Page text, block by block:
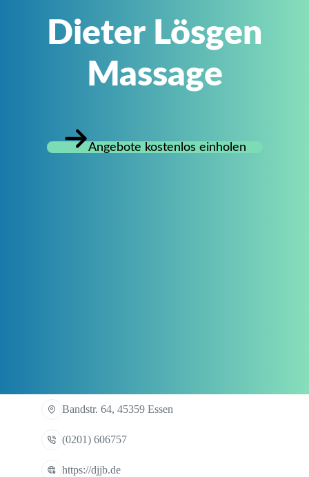
Dieter Lösgen
Massage
Angebote kostenlos einholen
Bandstr. 64, 45359 Essen
(0201) 606757
https://djjb.de